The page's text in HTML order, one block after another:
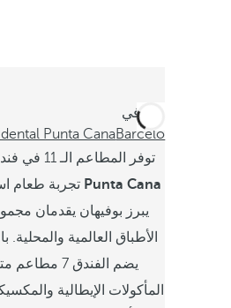
أنت في
Barceló
Punta Cana
توفر المطاعم الـ 11 في فندق
Punta Cana تجربة طعام
يبرز بوفيهان يقدمان
الأطباق العالمية والمحلية.
يضم الفندق 7
المأكولات الإيطالية